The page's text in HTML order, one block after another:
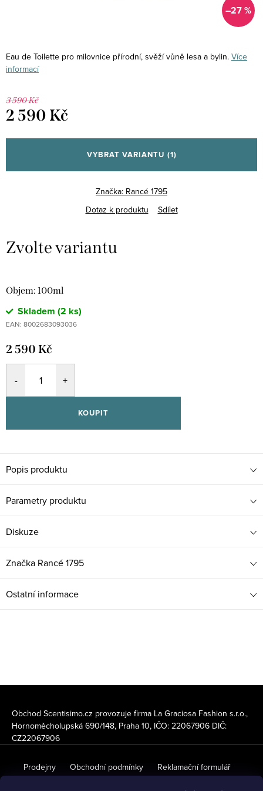
–27 %
Eau de Toilette pro milovnice přírodní, svěží vůně lesa a bylin. Více
informací
3 590 Kč
2 590 Kč
cena:
VYBRAT VARIANTU (1)
Značka: Rancé 1795
Dotaz k produktu
Sdílet
Objem: 100ml
Skladem (2 ks)
EAN: 8002683093036
2 590 Kč
KOUPIT
Popis produktu
Parametry produktu
Diskuze
Značka Rancé 1795
Ostatní informace
t
Obchod Scentisimo.cz provozuje firma La Graciosa Fashion s.r.o.,
Hornoměcholupská 690/148, Praha 10, IČO: 22067906 DIČ:
CZ22067906
Prodejny Obchodní podmínky Reklamační formulář